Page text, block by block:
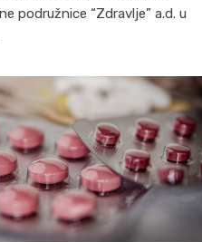
podružnice “Zdravlje” a.d. u